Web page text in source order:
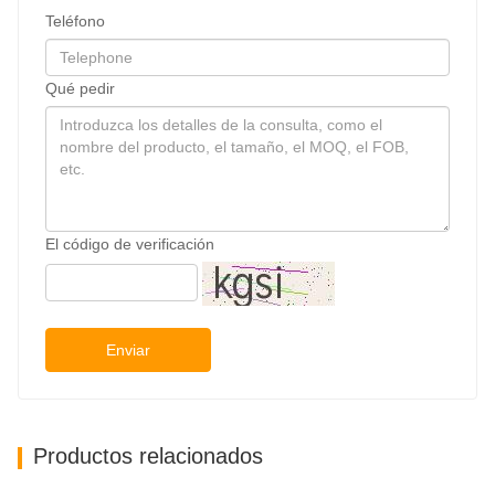
Teléfono
Qué pedir
El código de verificación
Enviar
Productos relacionados